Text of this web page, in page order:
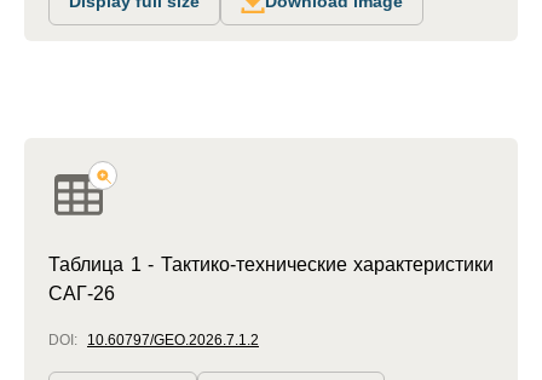
Таблица 1 - Тактико-технические характеристики
САГ-26
DOI: 10.60797/GEO.2026.7.1.2